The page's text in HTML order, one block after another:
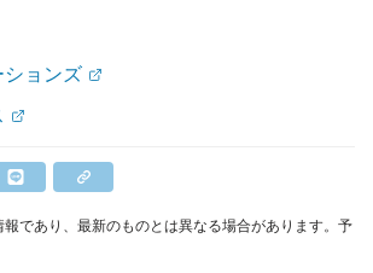
ョンズ
であり、最新のものとは異なる場合があります。予